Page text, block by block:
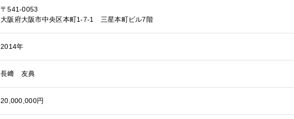
〒541-0053
大阪府大阪市中央区本町1-7-1 三星本町ビル7階
2014年
長﨑 友典
20,000,000円